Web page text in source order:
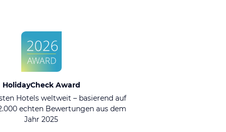
HolidayCheck Award
Hotels weltweit – basierend auf
echten Bewertungen aus dem
Jahr 2025